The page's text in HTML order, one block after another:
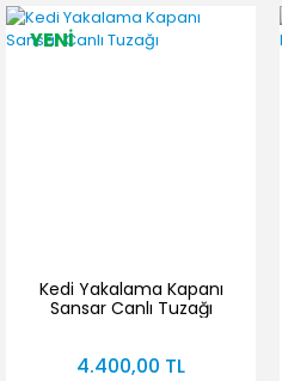
YENİ
Kedi Yakalama Kapanı
Sansar Canlı Tuzağı
4.400,00 TL